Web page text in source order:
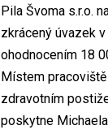
Pila Švoma s.r.o.
zkrácený úvazek
ohodnocením 18
Místem
zdravotním
poskytne